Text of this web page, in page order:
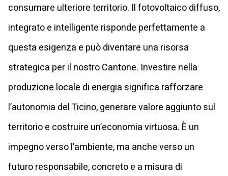
consumare ulteriore territorio. Il fotovoltaico diffuso,
integrato e intelligente risponde perfettamente a
questa esigenza e può diventare una risorsa
strategica per il nostro Cantone. Investire nella
produzione locale di energia significa rafforzare
l’autonomia del Ticino, generare valore aggiunto sul
territorio e costruire un’economia virtuosa. È un
impegno verso l’ambiente, ma anche verso un
futuro responsabile, concreto e a misura di